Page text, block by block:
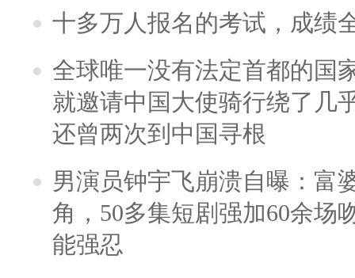
十多万人报名的考试，成绩
全球唯一没有法定首都的国
就邀请中国大使骑行绕了几
还曾两次到中国寻根
男演员钟宇飞崩溃自曝：富
角，50多集短剧强加60余场
能强忍